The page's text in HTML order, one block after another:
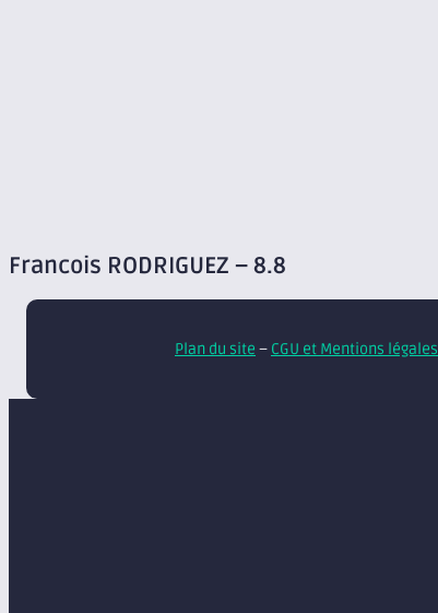
Francois RODRIGUEZ – 8.8
Plan du site – CGU et Mentions légales